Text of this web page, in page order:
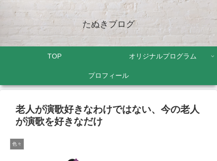
たぬきブログ
TOP オリジナルプログラム
プロフィール
老人が演歌好きなわけではない、今の老人
が演歌を好きなだけ
色々